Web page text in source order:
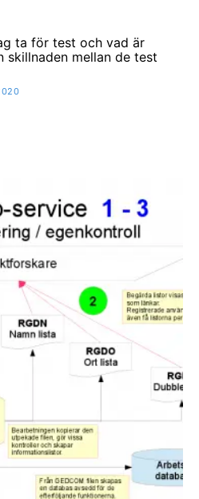
ta för test och vad är
skillnaden mellan de test